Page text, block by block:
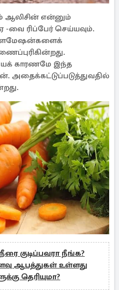
ஆலிசின் என்னும்
-வை ரிப்பேர் செய்யவும்.
காரணமே இந்த
குடிப்பவரா நீங்க?
ஆபத்துகள் உள்ளது
தெரியுமா?